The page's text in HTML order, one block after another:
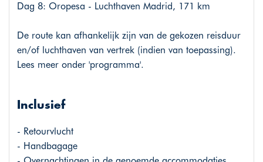
Dag 8: Oropesa - Luchthaven Madrid, 171 km
De route kan afhankelijk zijn van de gekozen reisduur
en/of luchthaven van vertrek (indien van toepassing).
Lees meer onder 'programma'.
Inclusief
- Retourvlucht
- Handbagage